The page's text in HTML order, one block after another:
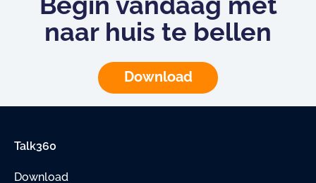
naar huis te bellen
Download
Talk360
Download